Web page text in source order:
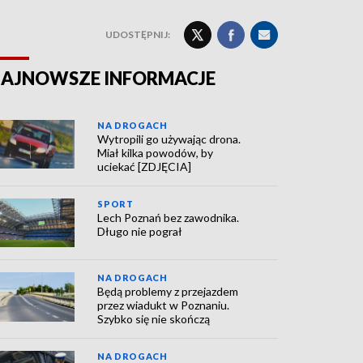
UDOSTĘPNIJ:
INFORMACJE
NA DROGACH
Wytropili go używając drona.
Miał kilka powodów, by
uciekać [ZDJĘCIA]
SPORT
Lech Poznań bez zawodnika.
Długo nie pograł
NA DROGACH
Będą problemy z przejazdem
przez wiadukt w Poznaniu.
Szybko się nie skończą
NA DROGACH